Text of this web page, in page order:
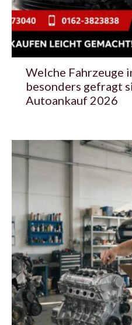
Welche Fahrzeuge
besonders gefragt
Autoankauf 2026